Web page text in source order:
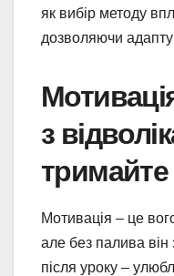
як вибір методу
дозволяючи
з
Мотивація – це
але без палива він
після уроку –